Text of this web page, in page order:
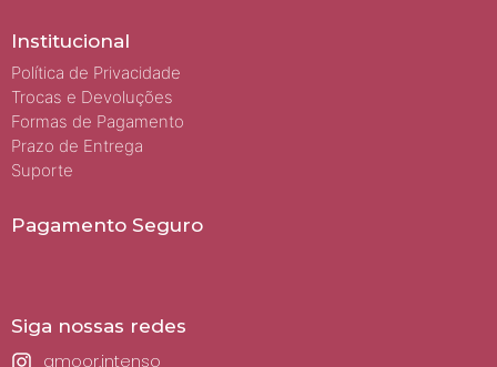
Institucional
Política de Privacidade
Trocas e Devoluções
Formas de Pagamento
Prazo de Entrega
Suporte
Pagamento Seguro
Siga nossas redes
amoor.intenso